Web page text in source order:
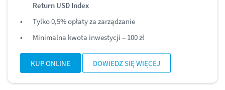
Return USD Index
Tylko 0,5% opłaty za zarządzanie
Minimalna kwota inwestycji – 100 zł
KUP ONLINE DOWIEDZ SIĘ WIĘCEJ